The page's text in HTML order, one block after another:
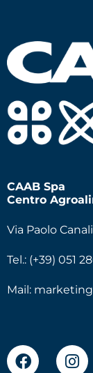
CAAB Spa
Centro
Via Paolo
Tel.: (+39) 051
Mail: